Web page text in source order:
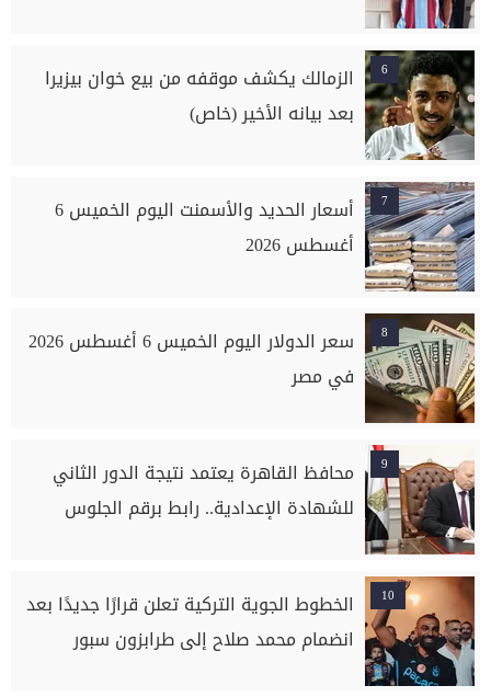
6
الزمالك يكشف موقفه من بيع خوان بيزيرا
بعد بيانه الأخير (خاص)
7
أسعار الحديد والأسمنت اليوم الخميس 6
أغسطس 2026
8
سعر الدولار اليوم الخميس 6 أغسطس 2026
في مصر
9
محافظ القاهرة يعتمد نتيجة الدور الثاني
للشهادة الإعدادية.. رابط برقم الجلوس
10
الخطوط الجوية التركية تعلن قرارًا جديدًا بعد
انضمام محمد صلاح إلى طرابزون سبور